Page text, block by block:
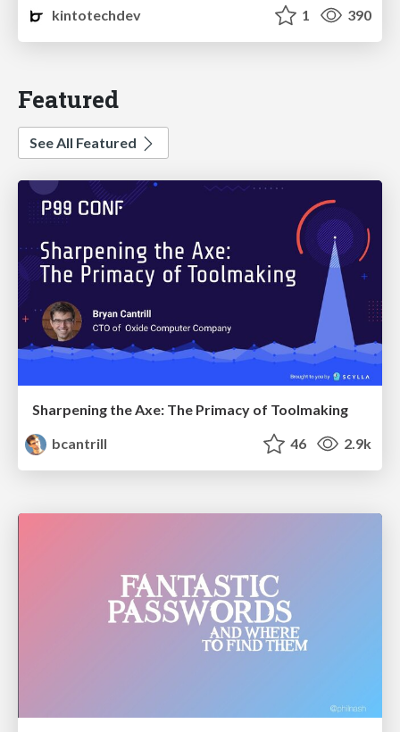
kintotechdev
1 390
Featured
See All Featured
Sharpening the Axe: The Primacy of Toolmaking
bcantrill
46 2.9k